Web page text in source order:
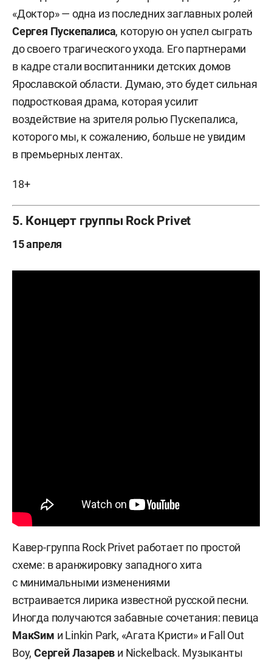
«Доктор» — одна из последних заглавных ролей
Сергея Пускепалиса, которую он успел сыграть
до своего трагического ухода. Его партнерами
в кадре стали воспитанники детских домов
Ярославской области. Думаю, это будет сильная
подростковая драма, которая усилит
воздействие на зрителя ролью Пускепалиса,
которого мы, к сожалению, больше не увидим
в премьерных лентах.
18+
5. Концерт группы Rock Privet
15 апреля
Кавер-группа Rock Privet работает по простой
схеме: в аранжировку западного хита
с минимальными изменениями
встраивается лирика известной русской песни.
Иногда получаются забавные сочетания: певица
МакSим и Linkin Park, «Агата Кристи» и Fall Out
Boy, Сергей Лазарев и Nickelback. Музыканты